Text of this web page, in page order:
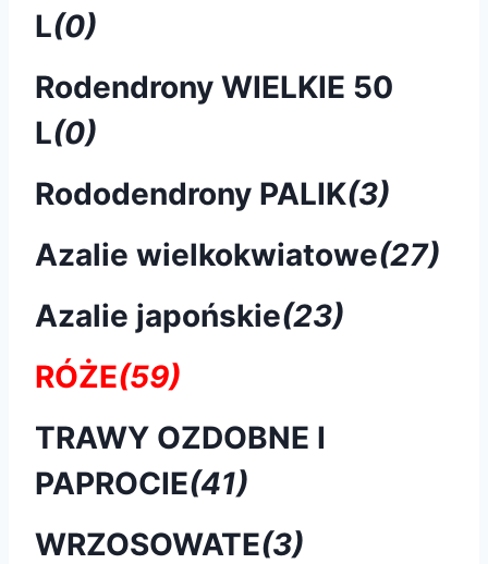
L(0)
Rodendrony WIELKIE 50
L(0)
Rododendrony PALIK(3)
Azalie wielkokwiatowe(27)
Azalie japońskie(23)
RÓŻE(59)
TRAWY OZDOBNE I
PAPROCIE(41)
WRZOSOWATE(3)